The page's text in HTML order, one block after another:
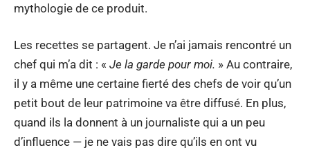
mythologie de ce produit.
Les recettes se partagent. Je n’ai jamais rencontré un
chef qui m’a dit : « Je la garde pour moi. » Au contraire,
il y a même une certaine fierté des chefs de voir qu’un
petit bout de leur patrimoine va être diffusé. En plus,
quand ils la donnent à un journaliste qui a un peu
d’influence — je ne vais pas dire qu’ils en ont vu